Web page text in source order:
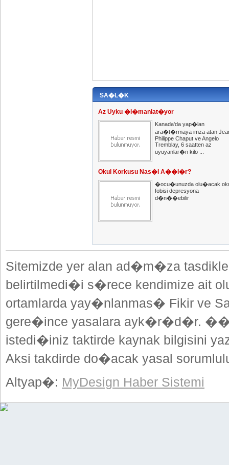
SA�L�K
Az Uyku �i�manlat�yor
Kanada'da yap�lan
ara�t�rmaya imza atan
Philippe Chaput ve Angelo
Tremblay, 6 saatten az
uyuyanlar�n kilo ...
Okul Korkusu Nas�l A��l�r?
�ocu�unuzda olu�acak
fobisi depresyona
d�n��ebilir
Sitemizde yer alan ad�m�za
belirtilmedi�i s�rece kendimize ait
ortamlarda yay�nlanmas� Fikir ve
gere�ince yasalara ayk�r�d�r.
istedi�iniz taktirde kaynak bilgisini
Aksi takdirde do�acak yasal
Altyap�: MyDesign Haber Sistemi